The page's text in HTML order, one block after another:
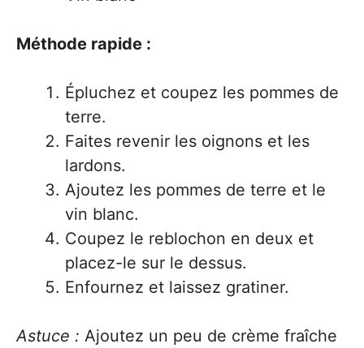
Méthode rapide :
Épluchez et coupez les pommes de
terre.
Faites revenir les oignons et les
lardons.
Ajoutez les pommes de terre et le
vin blanc.
Coupez le reblochon en deux et
placez-le sur le dessus.
Enfournez et laissez gratiner.
Astuce : Ajoutez un peu de crème fraîche